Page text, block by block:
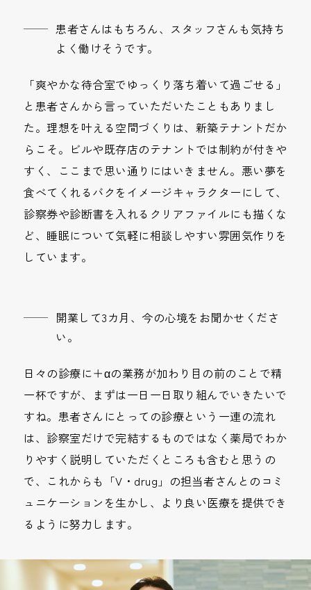
患者さんはもちろん、スタッフさんも気持ち
よく働けそうです。
「爽やかな待合室でゆっくり落ち着いて過ごせる」
と患者さんから言っていただいたこともありまし
た。理想を叶える空間づくりは、新築テナントだか
らこそ。ビルや既存店のテナントでは制約が付きや
すく、ここまで思い通りにはいきません。悪い夢を
食べてくれるバクをイメージキャラクターにして、
診察券や診断書を入れるクリアファイルにも描くな
ど、睡眠について気軽に相談しやすい雰囲気作りを
しています。
開業して3カ月、今の心境をお聞かせくださ
い。
日々の診療に＋αの業務が加わり目の前のことで精
一杯ですが、まずは一日一日取り組んでいきたいで
すね。患者さんにとっての診療という一連の流れ
は、診察室だけで完結するものではなく薬局でわか
りやすく説明していただくところも含むと思うの
で、これからも「V・drug」の担当者さんとのコミ
ュニケーションを生かし、より良い医療を提供でき
るように努力します。